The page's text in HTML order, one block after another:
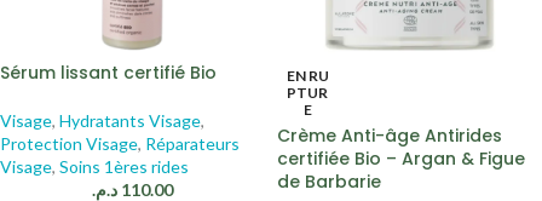
Sérum lissant certifié Bio
Visage, Hydratants Visage,
Protection Visage, Réparateurs
Visage, Soins 1ères rides
110.00 د.م.
EN RU
PTUR
E
Crème Anti-âge Antirides
certifiée Bio – Argan & Figue
de Barbarie